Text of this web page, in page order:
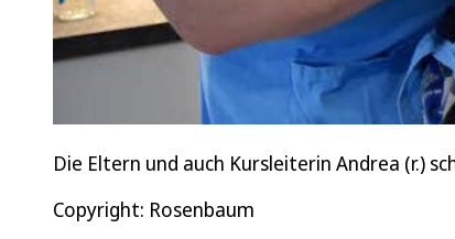
Die Eltern und auch Kursleiterin Andrea (r.)
Copyright: Rosenbaum